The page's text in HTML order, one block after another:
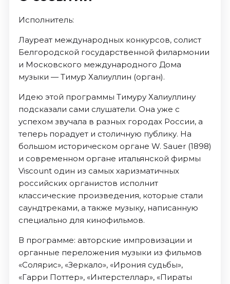
Исполнитель:
Лауреат международных конкурсов, солист
Белгородской государственной филармонии
и Московского международного Дома
музыки — Тимур Халиуллин (орган).
Идею этой программы Тимуру Халиуллину
подсказали сами слушатели. Она уже с
успехом звучала в разных городах России, а
теперь порадует и столичную публику. На
большом историческом органе W. Sauer (1898)
и современном органе итальянской фирмы
Viscount один из самых харизматичных
российских органистов исполнит
классические произведения, которые стали
саундтреками, а также музыку, написанную
специально для кинофильмов.
В программе: авторские импровизации и
органные переложения музыки из фильмов
«Солярис», «Зеркало», «Ирония судьбы»,
«Гарри Поттер», «Интерстеллар», «Пираты